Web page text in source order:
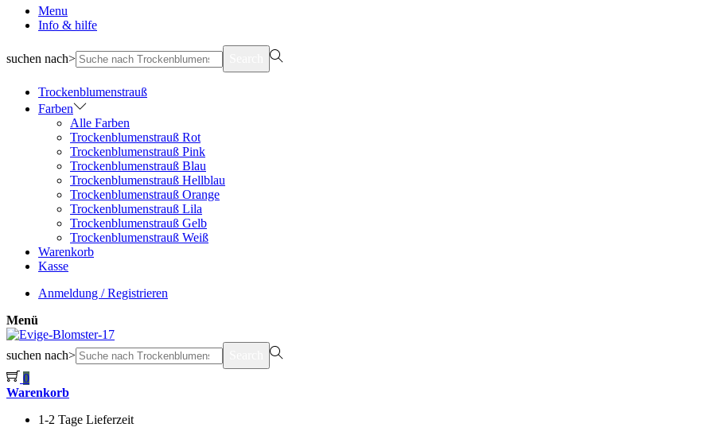
Menu
Info & hilfe
suchen nach>
Trockenblumenstrauß
Farben
Alle Farben
Trockenblumenstrauß Rot
Trockenblumenstrauß Pink
Trockenblumenstrauß Blau
Trockenblumenstrauß Hellblau
Trockenblumenstrauß Orange
Trockenblumenstrauß Lila
Trockenblumenstrauß Gelb
Trockenblumenstrauß Weiß
Warenkorb
Kasse
Anmeldung / Registrieren
Menü
suchen nach>
0
Warenkorb
1-2 Tage Lieferzeit